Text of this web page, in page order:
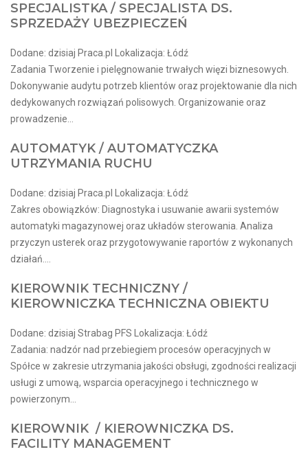
SPECJALISTKA / SPECJALISTA DS.
SPRZEDAŻY UBEZPIECZEŃ
Dodane: dzisiaj Praca.pl Lokalizacja: Łódź
Zadania Tworzenie i pielęgnowanie trwałych więzi biznesowych.
Dokonywanie audytu potrzeb klientów oraz projektowanie dla nich
dedykowanych rozwiązań polisowych. Organizowanie oraz
prowadzenie...
AUTOMATYK / AUTOMATYCZKA
UTRZYMANIA RUCHU
Dodane: dzisiaj Praca.pl Lokalizacja: Łódź
Zakres obowiązków: Diagnostyka i usuwanie awarii systemów
automatyki magazynowej oraz układów sterowania. Analiza
przyczyn usterek oraz przygotowywanie raportów z wykonanych
działań....
KIEROWNIK TECHNICZNY /
KIEROWNICZKA TECHNICZNA OBIEKTU
Dodane: dzisiaj Strabag PFS Lokalizacja: Łódź
Zadania: nadzór nad przebiegiem procesów operacyjnych w
Spółce w zakresie utrzymania jakości obsługi, zgodności realizacji
usługi z umową, wsparcia operacyjnego i technicznego w
powierzonym...
KIEROWNIK / KIEROWNICZKA DS.
FACILITY MANAGEMENT